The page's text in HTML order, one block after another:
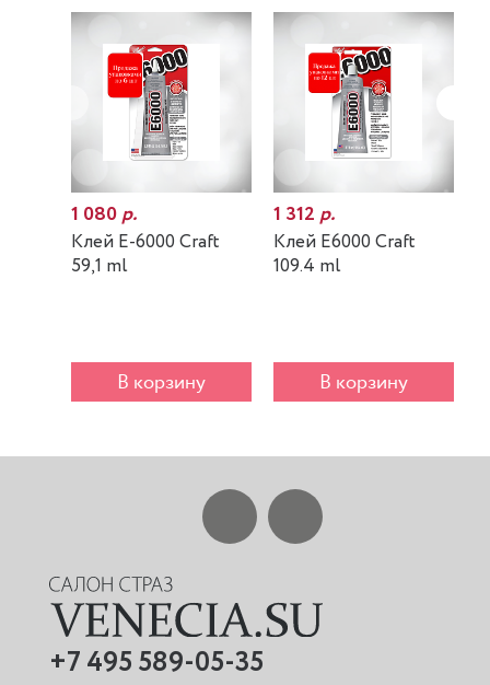
1 080р.
Клей E-6000 Craft
59,1 ml
В корзину
1 312р.
Клей E6000 Craft
109.4 ml
В корзину
+7 495 589-05-35